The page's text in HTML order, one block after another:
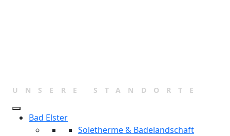
UNSERE STANDORTE
Bad Elster
Soletherme & Badelandschaft